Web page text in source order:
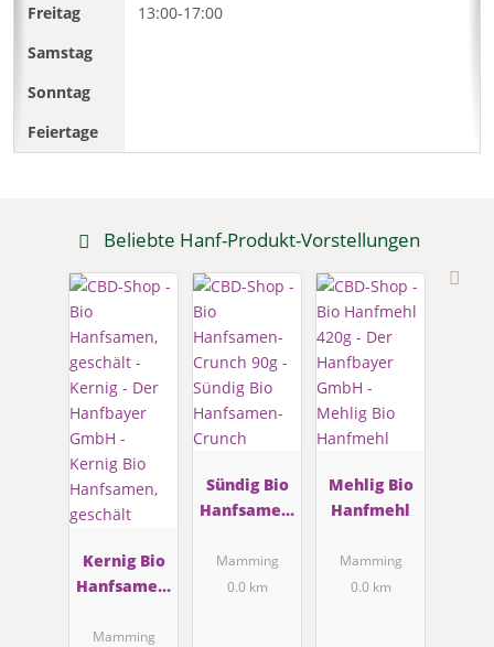
13:00-17:00
Beliebte Hanf-Produkt-Vorstellungen
Kernig Bio
Hanfsamen,
Mamming
Sündig Bio
Hanfsamen-
Mamming
0.0 km
Mehlig Bio
Hanfmehl
Mamming
0.0 km